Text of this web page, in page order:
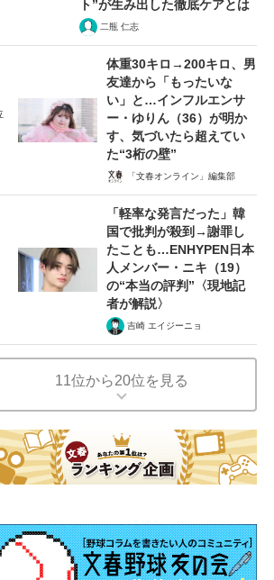
ト”が生み出した徹底ケアとは
二瓶 仁志
体重30キロ→200キロ、男
友達から「もったいな
い」と…インフルエンサ
ー・ゆりん（36）が明か
す、気づいたら超えてい
た“3桁の壁”
「文春オンライン」編集部
「軽率な発言だった」韓
国で批判が殺到→謝罪し
たことも…ENHYPEN日本
人メンバー・ニキ（19）
の“本当の評判”〈現地記
者が解説〉
吉崎 エイジーニョ
11位から20位を見る